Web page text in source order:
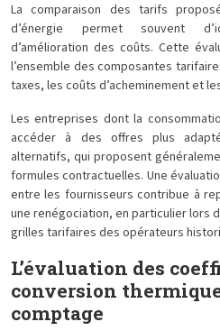
La comparaison des tarifs
d’énergie permet souvent
d’amélioration des coûts. Cette
l’ensemble des composantes
taxes, les coûts d’acheminement et
Les entreprises dont la
accéder à des offres plus
alternatifs, qui proposent
formules contractuelles. Une
entre les fournisseurs contribue à
une renégociation, en particulier lors
grilles tarifaires des opérateurs
L’évaluation des
conversion
comptage